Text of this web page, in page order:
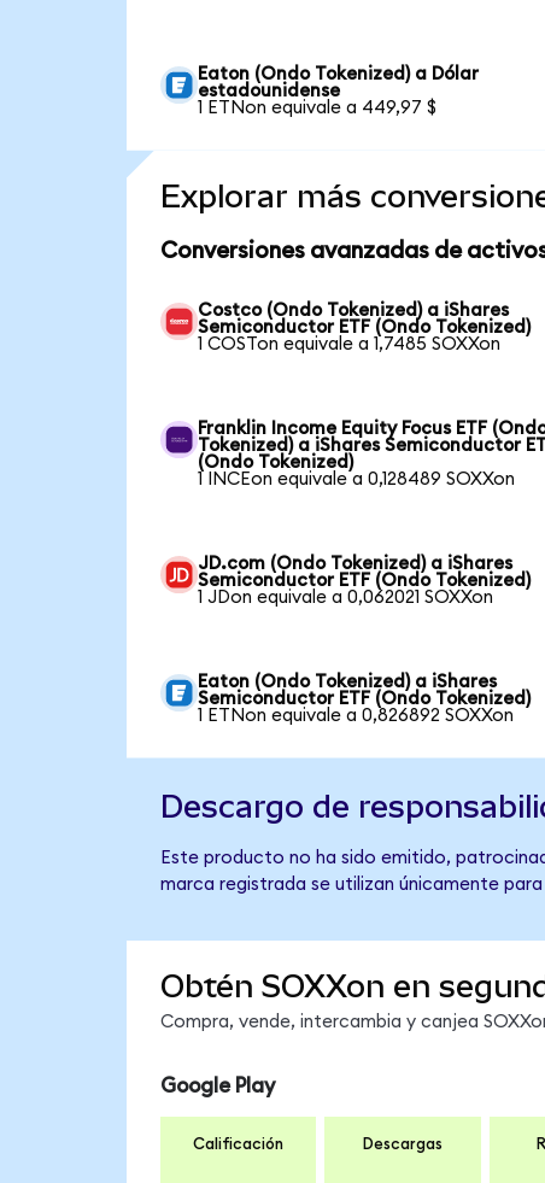
Eaton (Ondo Tokenized) a Dólar
estadounidense
1 ETNon equivale a 449,97 $
Explorar más
Conversiones avanzadas de
Costco (Ondo Tokenized) a iShares
Semiconductor ETF (Ondo Tokenized)
1 COSTon equivale a 1,7485 SOXXon
Franklin Income Equity Focus ETF
Tokenized) a iShares Semiconductor
(Ondo Tokenized)
1 INCEon equivale a 0,128489 SOXXon
JD.com (Ondo Tokenized) a iShares
Semiconductor ETF (Ondo Tokenized)
1 JDon equivale a 0,062021 SOXXon
Eaton (Ondo Tokenized) a iShares
Semiconductor ETF (Ondo Tokenized)
1 ETNon equivale a 0,826892 SOXXon
Descargo de
Este producto no ha sido emitido,
marca registrada se utilizan únicamente
Obtén SOXXon en
Compra, vende, intercambia y canjea
Google Play
Calificación Descargas